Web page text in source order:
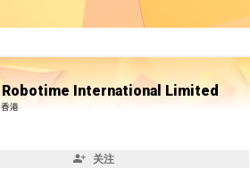
Robotime International Limited
香港
关注